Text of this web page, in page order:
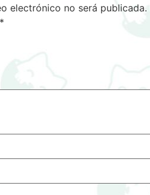
electrónico no será publicada.
*